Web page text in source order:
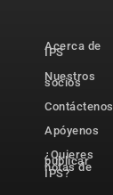
Acerca de
IPS
Nuestros
socios
Contáctenos
Apóyenos
¿Quieres
publicar
notas de
IPS?